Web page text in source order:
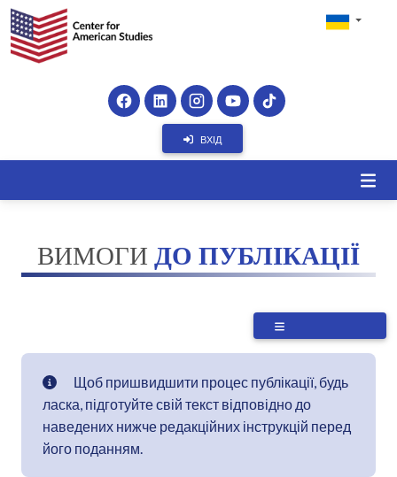
ВХІД
ВИМОГИ ДО ПУБЛІКАЦІЇ
Щоб пришвидшити процес публікації, будь
ласка, підготуйте свій текст відповідно до
наведених нижче редакційних інструкцій перед
його поданням.